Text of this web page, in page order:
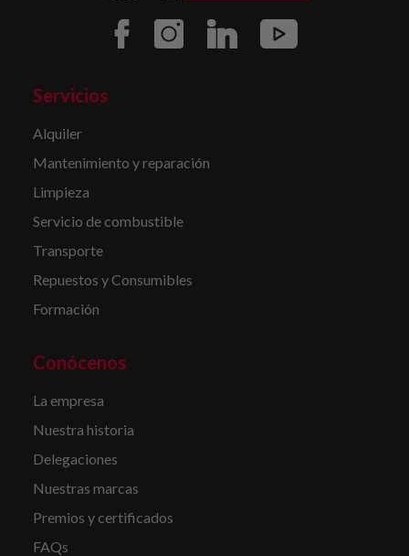
Servicios
Alquiler
Mantenimiento y reparación
Limpieza
Servicio de combustible
Transporte
Repuestos y Consumibles
Formación
Conócenos
La empresa
Nuestra historia
Delegaciones
Nuestras marcas
Premios y certificados
FAQs